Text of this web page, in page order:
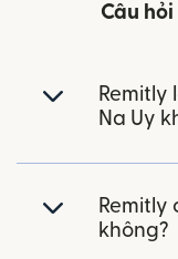
Câu
Remitly
Na Uy
Remitly
không?